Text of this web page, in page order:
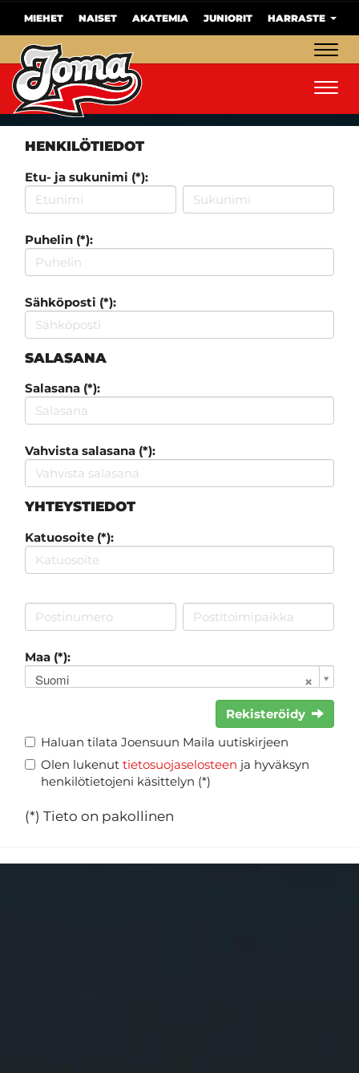
MIEHET NAISET AKATEMIA JUNIORIT HARRASTE
HENKILÖTIEDOT
Etu- ja sukunimi (*):
Puhelin (*):
Sähköposti (*):
SALASANA
Salasana (*):
Vahvista salasana (*):
YHTEYSTIEDOT
Katuosoite (*):
Maa (*):
Suomi
Rekisteröidy
Haluan tilata Joensuun Maila uutiskirjeen
Olen lukenut tietosuojaselosteen ja hyväksyn
henkilötietojeni käsittelyn (*)
(*) Tieto on pakollinen